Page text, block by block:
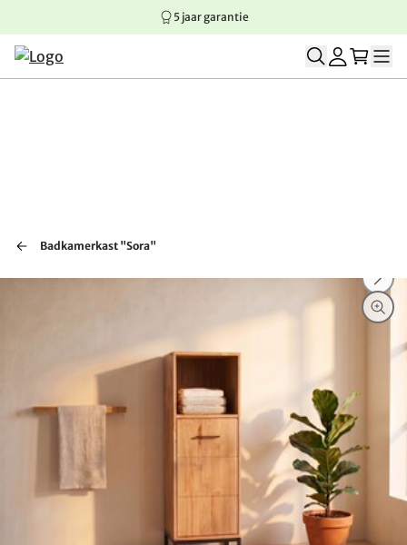
Springen naar hoofdinhoud
Springen naar hoofdnavigatie
Springen naar voettekst
5 jaar garantie
Badkamerkast "Sora"